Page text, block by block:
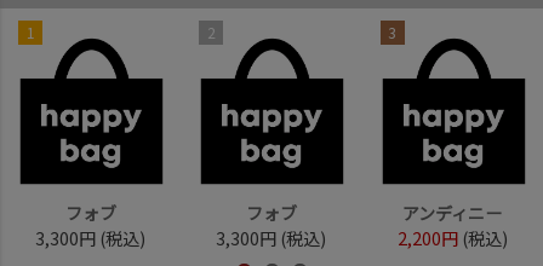
1
フォブ
3,300円 (税込)
2
フォブ
3,300円 (税込)
3
アンディニー
2,200円 (税込)